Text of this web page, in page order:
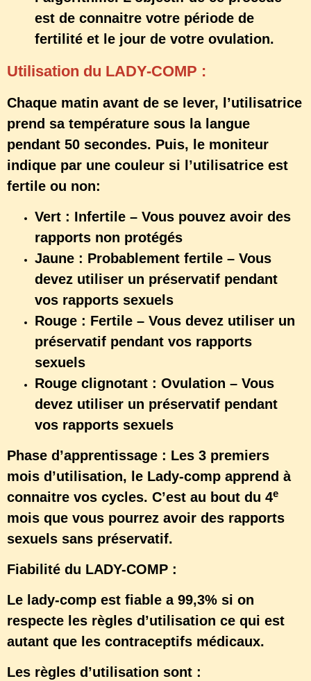
est de connaitre votre période de
fertilité et le jour de votre ovulation.
Utilisation du LADY-COMP :
Chaque matin avant de se lever, l’utilisatrice
prend sa température sous la langue
pendant 50 secondes. Puis, le moniteur
indique par une couleur si l’utilisatrice est
fertile ou non:
Vert : Infertile – Vous pouvez avoir des
rapports non protégés
Jaune : Probablement fertile – Vous
devez utiliser un préservatif pendant
vos rapports sexuels
Rouge : Fertile – Vous devez utiliser un
préservatif pendant vos rapports
sexuels
Rouge clignotant : Ovulation – Vous
devez utiliser un préservatif pendant
vos rapports sexuels
Phase d’apprentissage : Les 3 premiers
mois d’utilisation, le Lady-comp apprend à
connaitre vos cycles. C’est au bout du 4e
mois que vous pourrez avoir des rapports
sexuels sans préservatif.
Fiabilité du LADY-COMP :
Le lady-comp est fiable a 99,3% si on
respecte les règles d’utilisation ce qui est
autant que les contraceptifs médicaux.
Les règles d’utilisation sont :